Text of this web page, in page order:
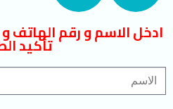
ادخل الاسم و رقم الهاتف
تأكيد